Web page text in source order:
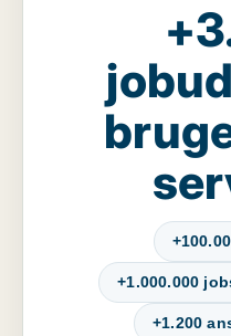
+1.000.000
+1.200